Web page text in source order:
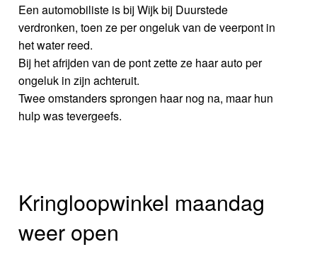
Een automobiliste is bij Wijk bij Duurstede
verdronken, toen ze per ongeluk van de veerpont in
het water reed.
Bij het afrijden van de pont zette ze haar auto per
ongeluk in zijn achteruit.
Twee omstanders sprongen haar nog na, maar hun
hulp was tevergeefs.
Kringloopwinkel maandag
weer open